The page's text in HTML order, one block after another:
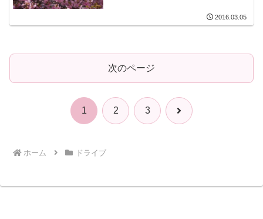
2016.03.05
次のページ
1 2 3 次
ホーム ドライブ